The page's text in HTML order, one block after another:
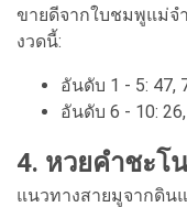
ขายดีจากใบชมพูแม่จ
งวดนี้:
อันดับ 1 - 5: 47,
อันดับ 6 - 10:
4. หวยคำชะโ
แนวทางสายมูจากดิน